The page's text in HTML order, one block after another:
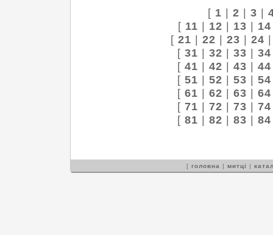
[ 1 | 2 | 3 |
[ 11 | 12 | 13 | 14
[ 21 | 22 | 23 | 24
[ 31 | 32 | 33 | 34
[ 41 | 42 | 43 | 44
[ 51 | 52 | 53 | 54
[ 61 | 62 | 63 | 64
[ 71 | 72 | 73 | 74
[ 81 | 82 | 83 | 84
[ головна | митці |